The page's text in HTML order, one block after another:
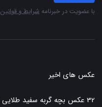
با عضویت در خبرنامه شرایط و قوانین
عکس های اخیر
32 عکس بچه گربه سفید طلایی که قلبتان را میبرد